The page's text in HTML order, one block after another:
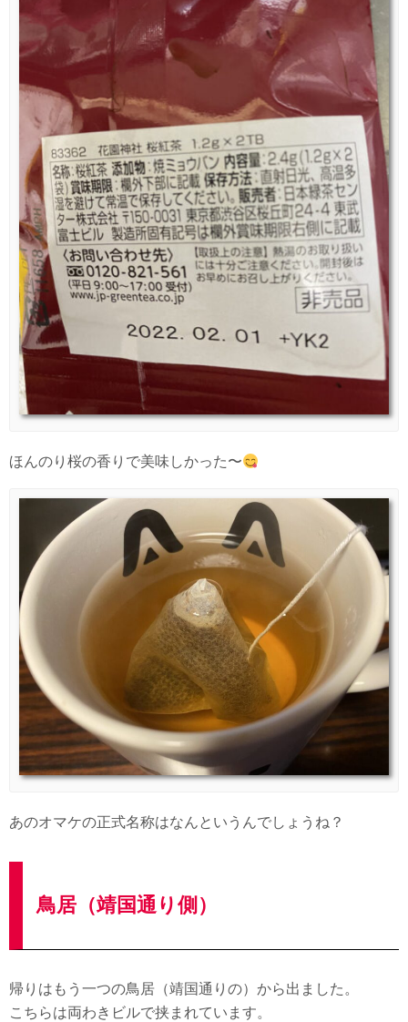
ほんのり桜の香りで美味しかった〜
あのオマケの正式名称はなんというんでしょうね？
鳥居（靖国通り側）
帰りはもう一つの鳥居（靖国通りの）から出ました。
こちらは両わきビルで挟まれています。